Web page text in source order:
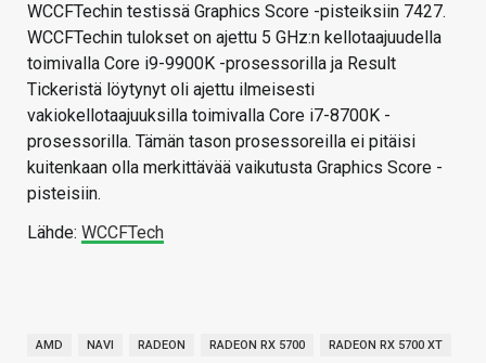
WCCFTechin testissä Graphics Score -pisteiksiin 7427.
WCCFTechin tulokset on ajettu 5 GHz:n kellotaajuudella
toimivalla Core i9-9900K -prosessorilla ja Result
Tickeristä löytynyt oli ajettu ilmeisesti
vakiokellotaajuuksilla toimivalla Core i7-8700K -
prosessorilla. Tämän tason prosessoreilla ei pitäisi
kuitenkaan olla merkittävää vaikutusta Graphics Score -
pisteisiin.
Lähde: WCCFTech
AMD NAVI RADEON RADEON RX 5700 RADEON RX 5700 XT